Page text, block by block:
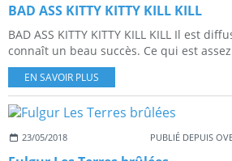
BAD ASS KITTY KITTY KILL KILL
BAD ASS KITTY KITTY KILL KILL Il est
connaît un beau succès. Ce qui est
EN SAVOIR PLUS
23/05/2018 PUBLIÉ DEPUIS